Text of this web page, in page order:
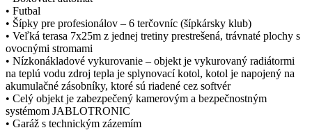
• Futbal
• Šípky pre profesionálov – 6 terčovníc (šípkársky klub)
• Veľká terasa 7x25m z jednej tretiny prestrešená, trávnaté plochy s
ovocnými stromami
• Nízkonákladové vykurovanie – objekt je vykurovaný radiátormi
na teplú vodu zdroj tepla je splynovací kotol, kotol je napojený na
akumulačné zásobníky, ktoré sú riadené cez softvér
• Celý objekt je zabezpečený kamerovým a bezpečnostným
systémom JABLOTRONIC
• Garáž s technickým zázemím